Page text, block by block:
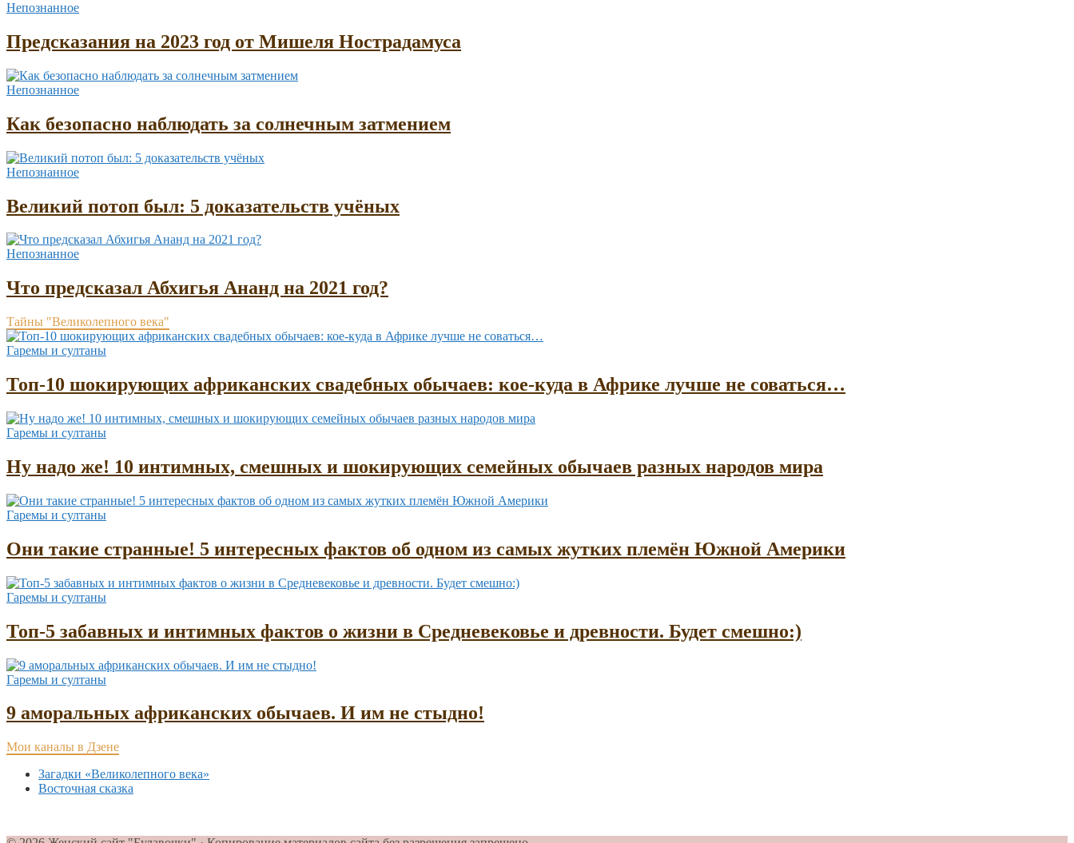
Непознанное
Предсказания на 2023 год от Мишеля Нострадамуса
Непознанное
Как безопасно наблюдать за солнечным затмением
Непознанное
Великий потоп был: 5 доказательств учёных
Непознанное
Что предсказал Абхигья Ананд на 2021 год?
Тайны "Великолепного века"
Гаремы и султаны
Топ-10 шокирующих африканских свадебных обычаев: кое-куда в Африке лучше не соваться…
Гаремы и султаны
Ну надо же! 10 интимных, смешных и шокирующих семейных обычаев разных народов мира
Гаремы и султаны
Они такие странные! 5 интересных фактов об одном из самых жутких племён Южной Америки
Гаремы и султаны
Топ-5 забавных и интимных фактов о жизни в Средневековье и древности. Будет смешно:)
Гаремы и султаны
9 аморальных африканских обычаев. И им не стыдно!
Мои каналы в Дзене
Загадки «Великолепного века»
Восточная сказка